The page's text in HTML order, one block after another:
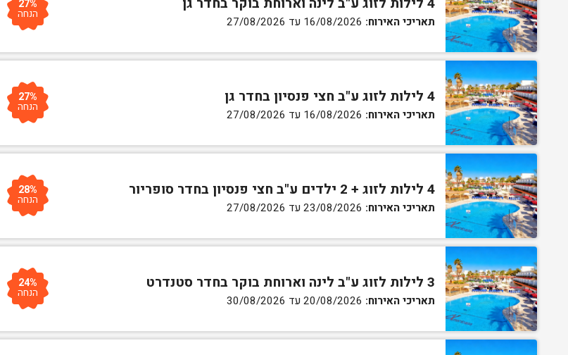
תאריכי האירוח:
27%
הנחה
4 לילות לזוג ע"ב חצי פנסיון בחדר גן
תאריכי האירוח:
27%
הנחה
4 לילות לזוג + 2 ילדים ע"ב חצי פנסיון בחדר סופריור
תאריכי האירוח:
28%
הנחה
3 לילות לזוג ע"ב לינה וארוחת בוקר בחדר סטנדרט
תאריכי האירוח:
24%
הנחה